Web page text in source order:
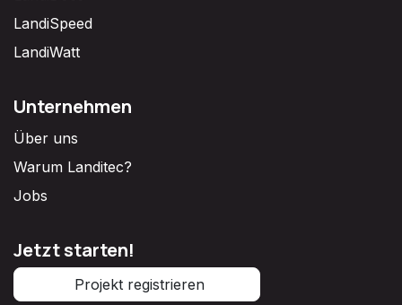
LandiSpeed
LandiWatt
Unternehmen
Über uns
Warum Landitec?
Jobs
Jetzt starten!
Projekt registrieren